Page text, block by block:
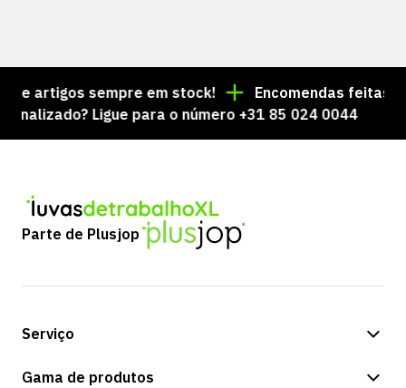
artigos sempre em stock!
Encomendas feitas até
Ligue para o número +31 85 024 0044
Parte de Plusjop
Serviço
Opções de pagamento
Gama de produtos